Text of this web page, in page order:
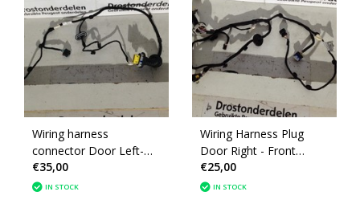
Wiring harness
connector Door Left-
Rear 9807917680
Peugeot 308 T9
€35,00
IN STOCK
Wiring Harness Plug
Door Right - Front
9807916280 Peugeot
308 T9
€25,00
IN STOCK